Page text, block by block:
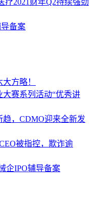
导备案
方略！
赛系列活动“优秀讲
，CDMO迎来全新发
被指控，欺诈逾
企IPO辅导备案